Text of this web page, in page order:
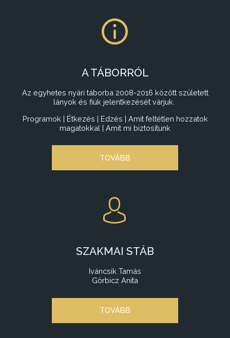
A TÁBORRÓL
Az egyhetes nyári táborba 2008-2016 között született
lányok és fiúk jelentkezését várjuk.
Programok | Étkezés | Edzés | Amit feltétlen hozzatok
magatokkal | Amit mi biztosítunk
TOVÁBB
SZAKMAI STÁB
Iváncsik Tamás
Görbicz Anita
TOVÁBB